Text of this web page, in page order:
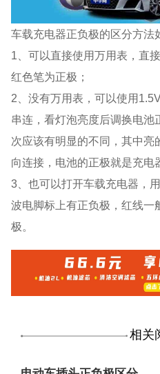
车载充电器正负极的区分方法
1、可以直接使用万用表，直
红色笔为正极；
2、没有万用表，可以使用
串连，看灯泡亮度后调换电池
次应该有明显的不同，其中亮
向连接，电池的正极就是充电
3、也可以打开车载充电器，
波电脚标上有正负极，红线一
极。
相关